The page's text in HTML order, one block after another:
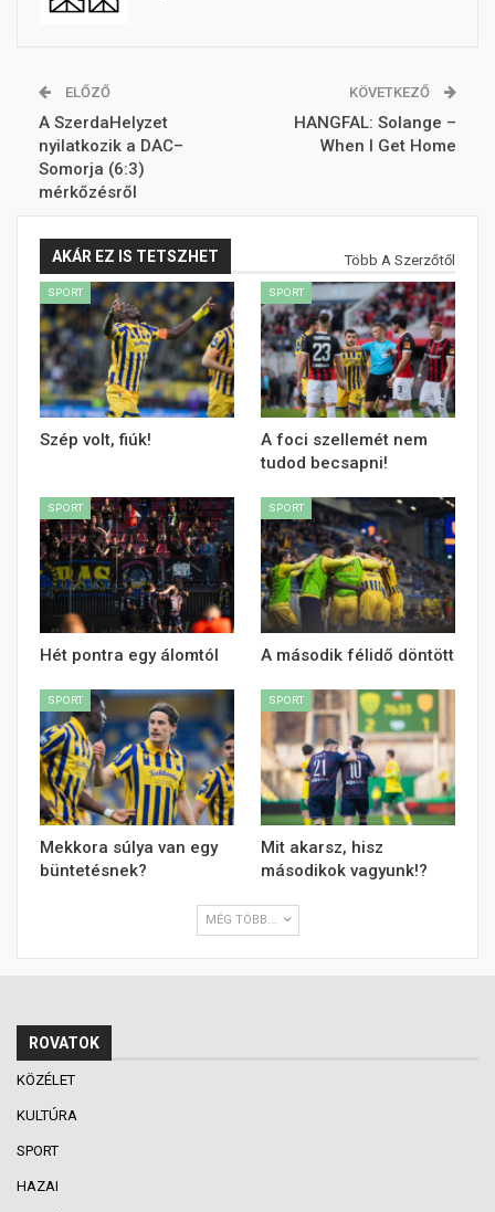
ELŐZŐ
A SzerdaHelyzet
nyilatkozik a DAC–
Somorja (6:3)
mérkőzésről
KÖVETKEZŐ
HANGFAL: Solange –
When I Get Home
AKÁR EZ IS TETSZHET Több A Szerzőtől
SPORT
Szép volt, fiúk!
SPORT
A foci szellemét nem
tudod becsapni!
SPORT
Hét pontra egy álomtól
SPORT
A második félidő döntött
SPORT
Mekkora súlya van egy
büntetésnek?
SPORT
Mit akarsz, hisz
másodikok vagyunk!?
MÉG TÖBB...
ROVATOK
KÖZÉLET
KULTÚRA
SPORT
HAZAI